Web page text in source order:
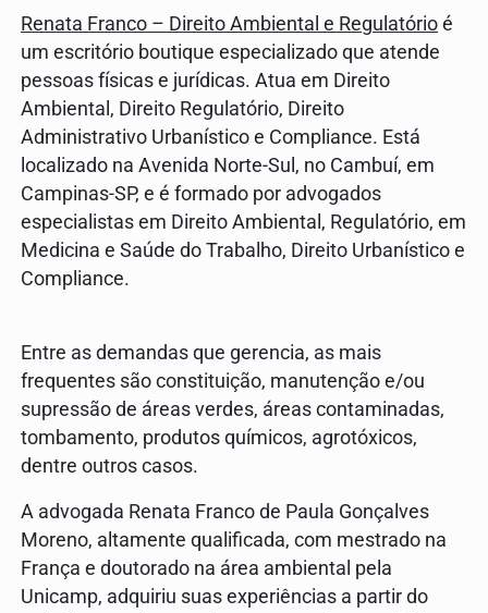
Renata Franco – Direito Ambiental e Regulatório é
um escritório boutique especializado que atende
pessoas físicas e jurídicas. Atua em Direito
Ambiental, Direito Regulatório, Direito
Administrativo Urbanístico e Compliance. Está
localizado na Avenida Norte-Sul, no Cambuí, em
Campinas-SP, e é formado por advogados
especialistas em Direito Ambiental, Regulatório, em
Medicina e Saúde do Trabalho, Direito Urbanístico e
Compliance.
Entre as demandas que gerencia, as mais
frequentes são constituição, manutenção e/ou
supressão de áreas verdes, áreas contaminadas,
tombamento, produtos químicos, agrotóxicos,
dentre outros casos.
A advogada Renata Franco de Paula Gonçalves
Moreno, altamente qualificada, com mestrado na
França e doutorado na área ambiental pela
Unicamp, adquiriu suas experiências a partir do